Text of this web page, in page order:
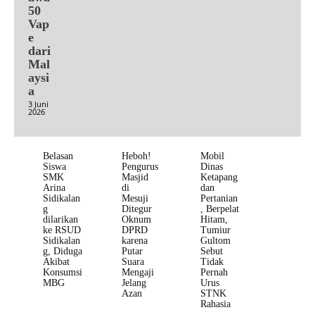
50
Vap
e
dari
Mal
aysi
a
3 Juni
2026
Belasan
Siswa
SMK
Arina
Sidikalan
g
dilarikan
ke RSUD
Sidikalan
g, Diduga
Akibat
Konsumsi
MBG
Heboh!
Pengurus
Masjid
di
Mesuji
Ditegur
Oknum
DPRD
karena
Putar
Suara
Mengaji
Jelang
Azan
Mobil
Dinas
Ketapang
dan
Pertanian
, Berpelat
Hitam,
Tumiur
Gultom
Sebut
Tidak
Pernah
Urus
STNK
Rahasia